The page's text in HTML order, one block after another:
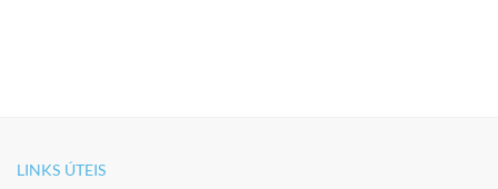
LINKS ÚTEIS​